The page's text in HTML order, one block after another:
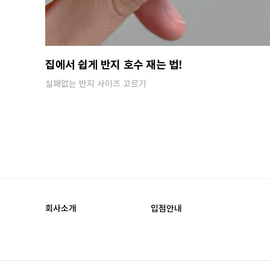
집에서 쉽게 반지 호수 재는 법!
실패없는 반지 사이즈 고르기
회사소개 입점안내